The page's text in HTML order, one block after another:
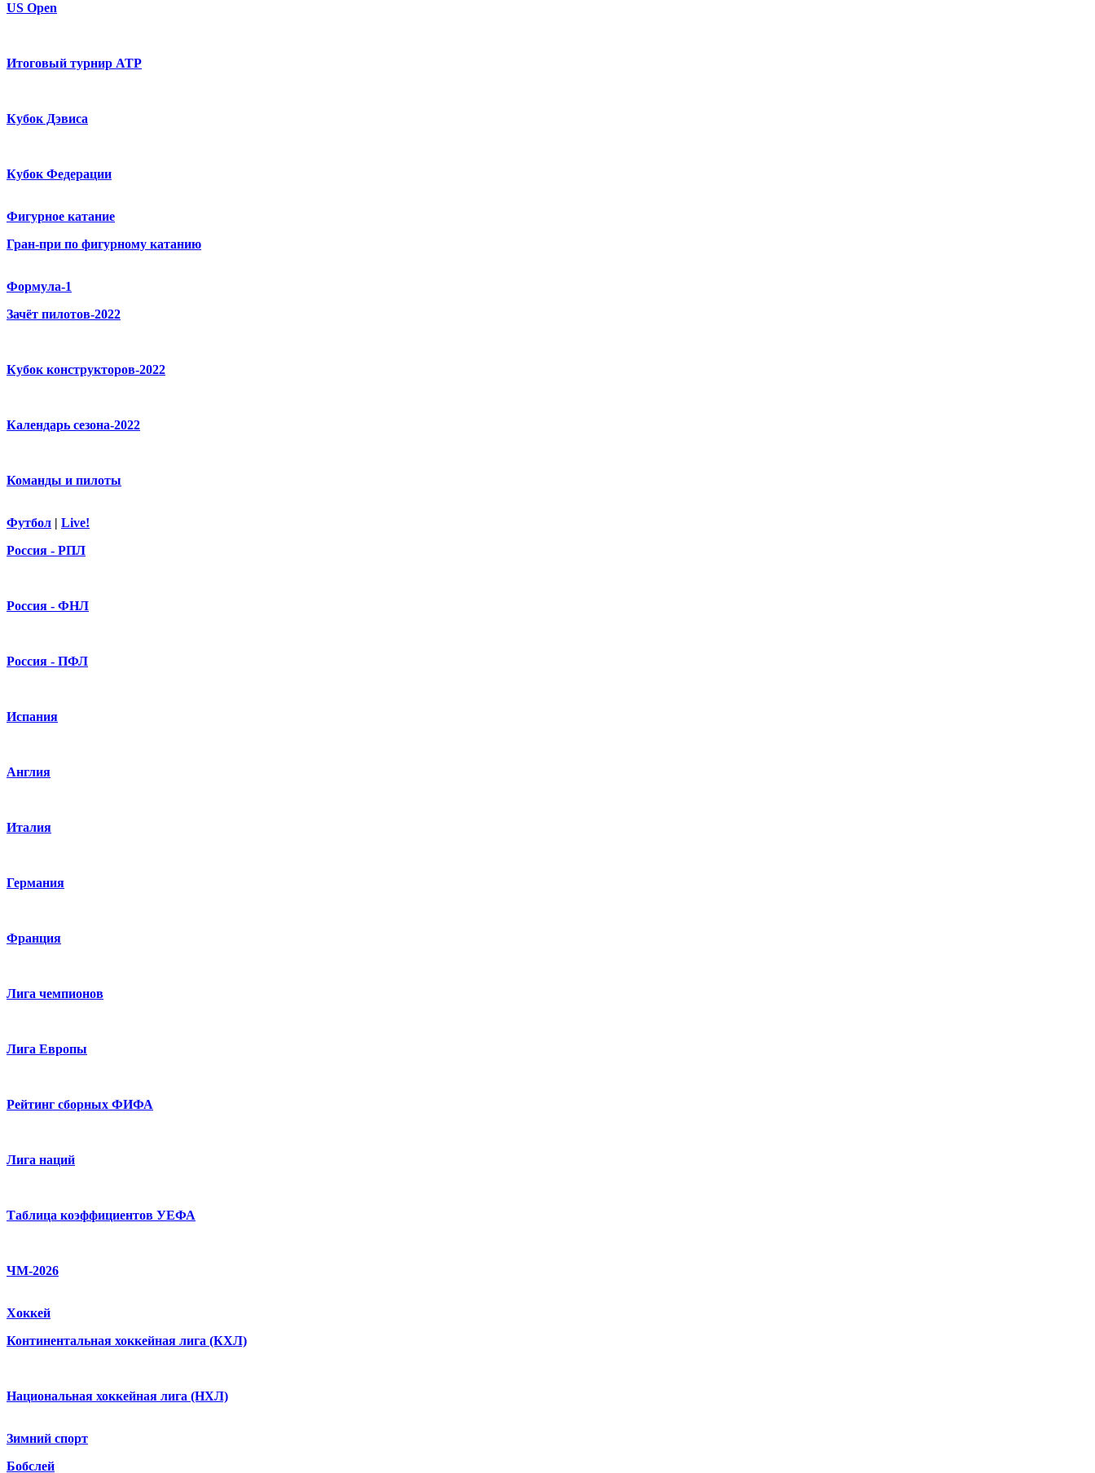
US Open
Итоговый турнир ATP
Кубок Дэвиса
Кубок Федерации
Фигурное катание
Гран-при по фигурному катанию
Формула-1
Зачёт пилотов-2022
Кубок конструкторов-2022
Календарь сезона-2022
Команды и пилоты
Футбол | Live!
Россия - РПЛ
Россия - ФНЛ
Россия - ПФЛ
Испания
Англия
Италия
Германия
Франция
Лига чемпионов
Лига Европы
Рейтинг сборных ФИФА
Лига наций
Таблица коэффициентов УЕФА
ЧМ-2026
Хоккей
Континентальная хоккейная лига (КХЛ)
Национальная хоккейная лига (НХЛ)
Зимний спорт
Бобслей